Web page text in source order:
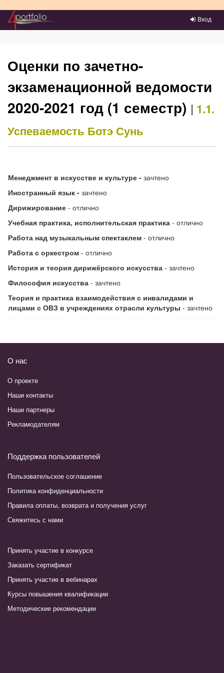
Преейти на главное меню
Вход
Оценки по зачетно-
экзаменационной ведомости
2020-2021 год (1 семестр) | 1.1.
Успеваемость Ботэ Сунь
Менеджмент в искусстве и культуре - зачтено
Иностранный язык - зачтено
Дирижирование - отлично
Учебная практика, исполнительская практика - отлично
Работа над музыкальным спектаклем - отлично
Работа с оркестром - отлично
История и теория дирижёрского искусства - зачтено
Философия искусства - зачтено
Теория и практика взаимодействия с инвалидами и
лицами с ОВЗ в учреждениях отрасли культуры - зачтено
О нас
О проекте
Наши контакты
Наши партнеры
Рекламодателям
Поддержка пользователей
Пользовательское соглашение
Политика конфиденциальности
Правила оплаты, возврата и получения услуг
Свяжитесь с нами
Принять участие в конкурсе
Заказать сертификат
Принять участие в вебинарах
Курсы повышения квалификации
Методические рекомендации